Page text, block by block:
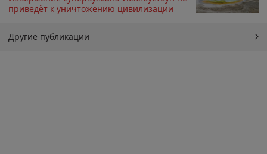
приведёт к уничтожению цивилизации
Другие публикации